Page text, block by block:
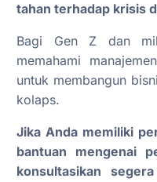
tahan terhadap krisis
Bagi Gen Z dan
memahami
untuk membangun
kolaps.
Jika Anda memiliki
bantuan mengenai
konsultasikan